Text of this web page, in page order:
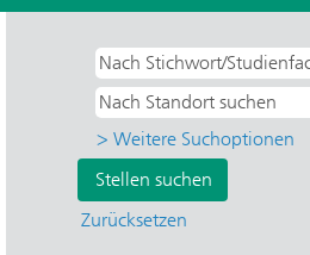
> Weitere Suchoptionen
Zurücksetzen